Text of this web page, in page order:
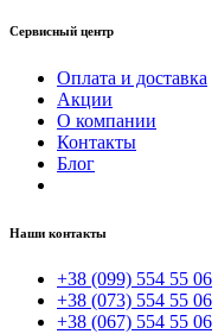
Сервисный центр
Оплата и доставка
Акции
О компании
Контакты
Блог
Наши контакты
+38 (099) 554 55 06
+38 (073) 554 55 06
+38 (067) 554 55 06